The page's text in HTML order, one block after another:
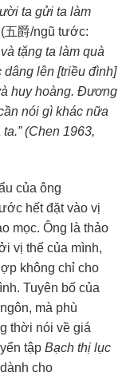
ta gửi ta làm
(五爵/ngũ tước:
tặng ta làm quà
lên [triều đình]
huy hoàng. Đương
nói gì khác nữa
ta.” (Chen 1963,
của ông
hết đặt vào vị
mọc. Ông là thảo
vị thế của mình,
không chỉ cho
Tuyên bố của
, mà phù
thời nói về giá
tập Bạch thị lục
cho